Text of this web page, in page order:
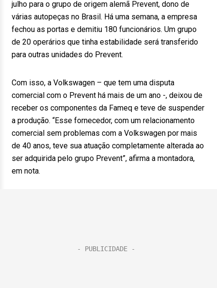
julho para o grupo de origem alemã Prevent, dono de
várias autopeças no Brasil. Há uma semana, a empresa
fechou as portas e demitiu 180 funcionários. Um grupo
de 20 operários que tinha estabilidade será transferido
para outras unidades do Prevent.
Com isso, a Volkswagen – que tem uma disputa
comercial com o Prevent há mais de um ano -, deixou de
receber os componentes da Fameq e teve de suspender
a produção. “Esse fornecedor, com um relacionamento
comercial sem problemas com a Volkswagen por mais
de 40 anos, teve sua atuação completamente alterada ao
ser adquirida pelo grupo Prevent”, afirma a montadora,
em nota.